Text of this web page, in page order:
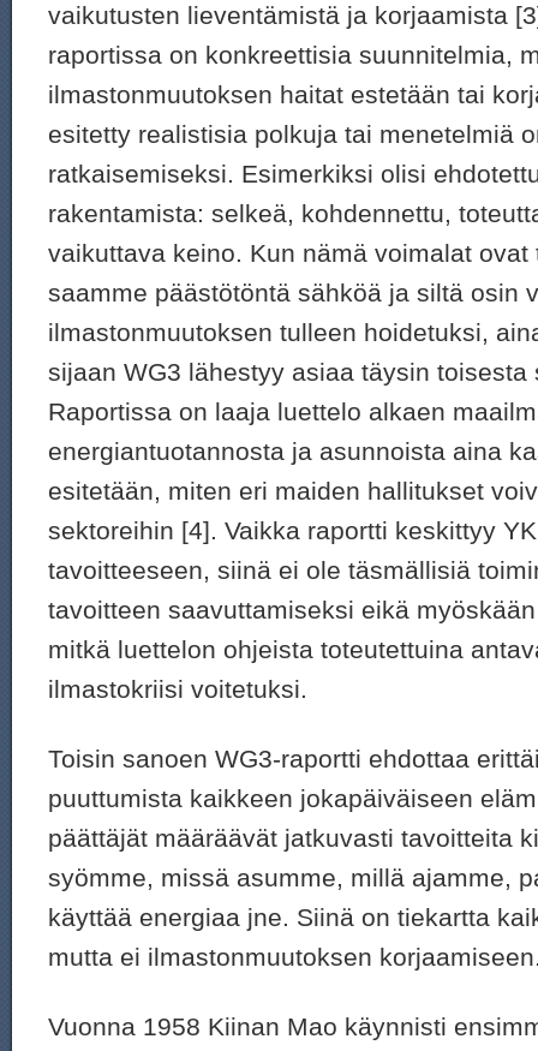
vaikutusten lieventämistä ja korjaamista
raportissa on konkreettisia suunnitelmia,
ilmastonmuutoksen haitat estetään tai
esitetty realistisia polkuja tai menetelmiä
ratkaisemiseksi. Esimerkiksi olisi
rakentamista: selkeä, kohdennettu,
vaikuttava keino. Kun nämä voimalat ovat
saamme päästötöntä sähköä ja siltä osin
ilmastonmuutoksen tulleen hoidetuksi,
sijaan WG3 lähestyy asiaa täysin toisesta
Raportissa on laaja luettelo alkaen
energiantuotannosta ja asunnoista aina
esitetään, miten eri maiden hallitukset
sektoreihin [4]. Vaikka raportti keskittyy
tavoitteeseen, siinä ei ole täsmällisiä
tavoitteen saavuttamiseksi eikä
mitkä luettelon ohjeista toteutettuina
ilmastokriisi voitetuksi.
Toisin sanoen WG3-raportti ehdottaa
puuttumista kaikkeen jokapäiväiseen
päättäjät määräävät jatkuvasti tavoitteita
syömme, missä asumme, millä ajamme,
käyttää energiaa jne. Siinä on tiekartta
mutta ei ilmastonmuutoksen
Vuonna 1958 Kiinan Mao käynnisti